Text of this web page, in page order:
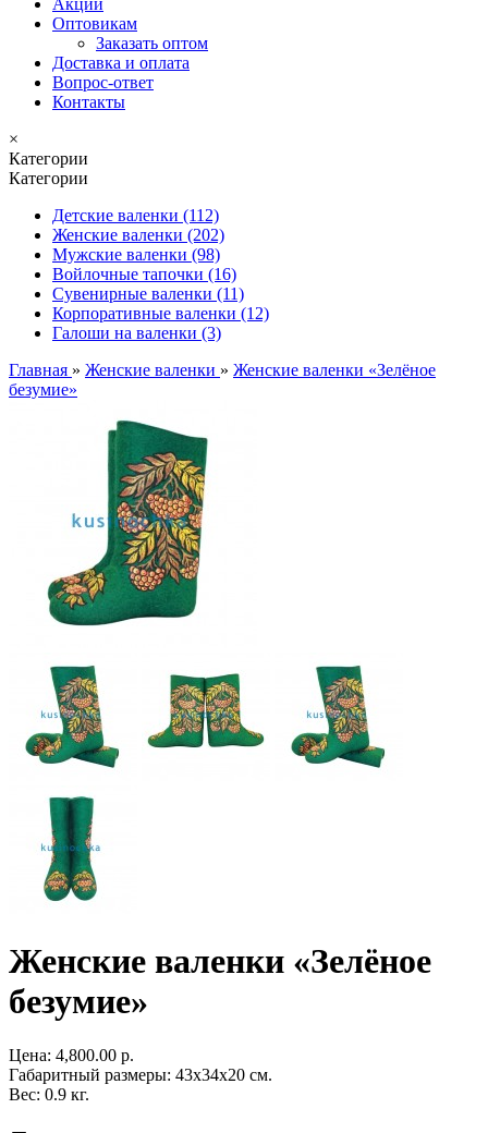
Акции
Оптовикам
Заказать оптом
Доставка и оплата
Вопрос-ответ
Контакты
×
Категории
Категории
Детские валенки (112)
Женские валенки (202)
Мужские валенки (98)
Войлочные тапочки (16)
Сувенирные валенки (11)
Корпоративные валенки (12)
Галоши на валенки (3)
Главная » Женские валенки » Женские валенки «Зелёное
безумие»
Женские валенки «Зелёное
безумие»
Цена: 4,800.00 р.
Габаритный размеры: 43x34x20 см.
Вес: 0.9 кг.